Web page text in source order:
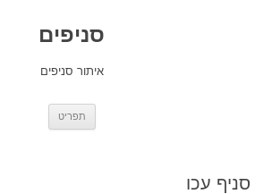
סניפים
איתור סניפים
תפריט
סניף עכו